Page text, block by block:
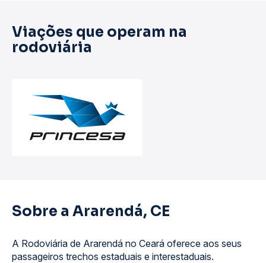
Viações que operam na
rodoviária
Sobre a Ararendá, CE
A Rodoviária de Ararendá no Ceará oferece aos seus
passageiros trechos estaduais e interestaduais.